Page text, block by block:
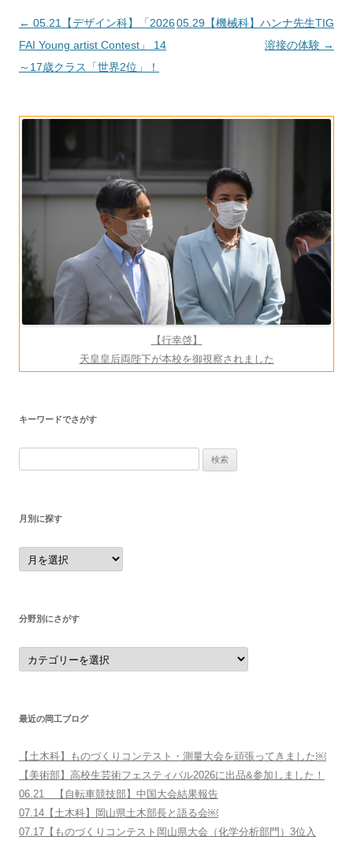
投
稿
ナ
ョ
ン
← 05.21【デザイン科】「2026
FAI Young artist Contest」 14
～17歳クラス「世界2位」！
05.29【機械科】ハンナ先生TIG
溶接の体験 →
【行幸啓】
天皇皇后両陛下が本校を御視察されました
キーワードでさがす
月別に探す
月
別
に
分野別にさがす
分
野
別
す
最近の岡工ブログ
【土木科】ものづくりコンテスト・測量大会を頑張ってきました￼
【美術部】高校生芸術フェスティバル2026に出品&参加しました！
06.21 【自転車競技部】中国大会結果報告
07.14【土木科】岡山県土木部長と語る会￼
07.17【ものづくりコンテスト岡山県大会（化学分析部門）3位入